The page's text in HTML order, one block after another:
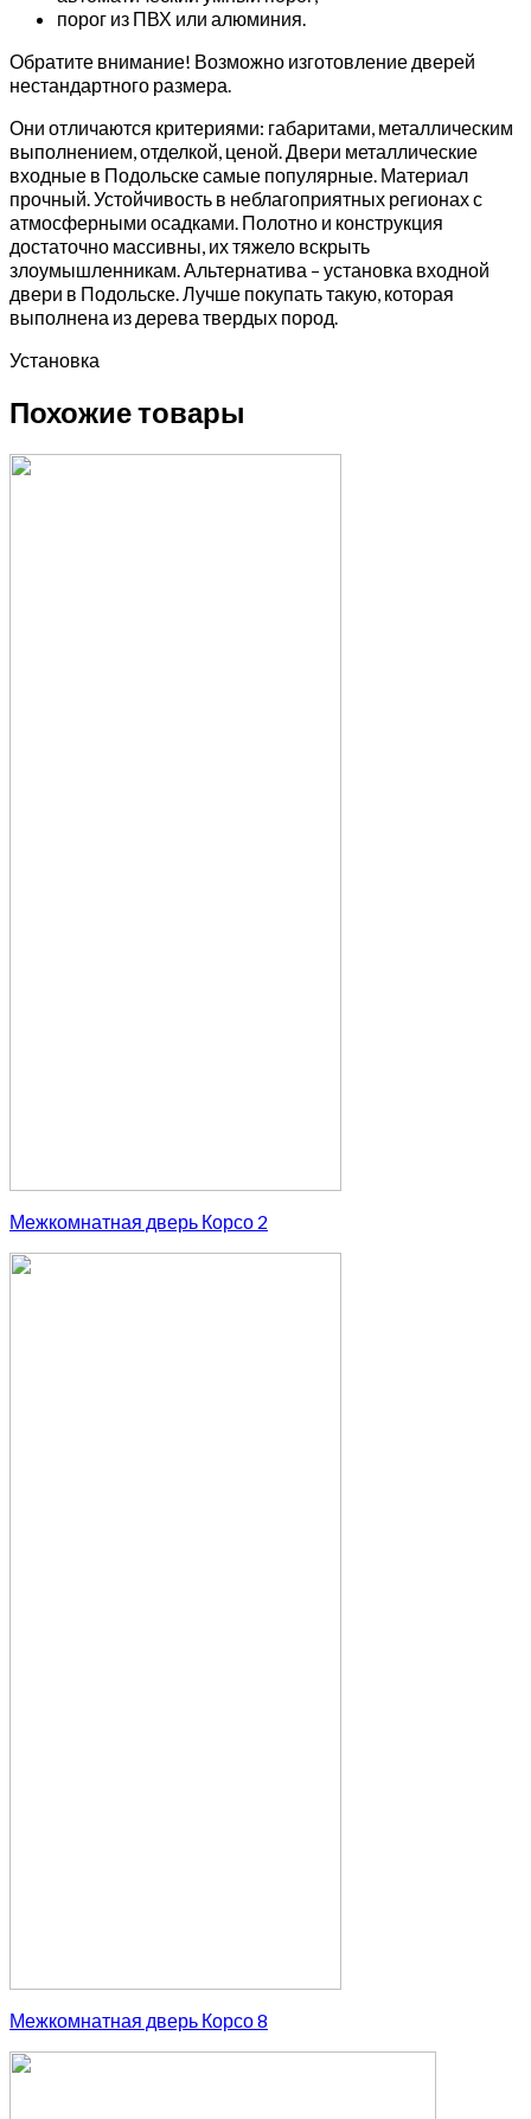
порог из ПВХ или алюминия.
Обратите внимание! Возможно изготовление дверей
нестандартного размера.
Они отличаются критериями: габаритами, металлическим
выполнением, отделкой, ценой. Двери металлические
входные в Подольске самые популярные. Материал
прочный. Устойчивость в неблагоприятных регионах с
атмосферными осадками. Полотно и конструкция
достаточно массивны, их тяжело вскрыть
злоумышленникам. Альтернатива – установка входной
двери в Подольске. Лучше покупать такую, которая
выполнена из дерева твердых пород.
Установка
Похожие товары
Межкомнатная дверь Корсо 2
Межкомнатная дверь Корсо 8